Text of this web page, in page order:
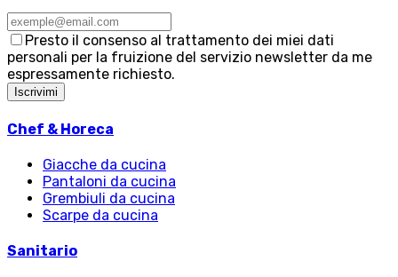
Presto il consenso al trattamento dei miei dati
personali per la fruizione del servizio newsletter da me
espressamente richiesto.
Iscrivimi
Chef & Horeca
Giacche da cucina
Pantaloni da cucina
Grembiuli da cucina
Scarpe da cucina
Sanitario